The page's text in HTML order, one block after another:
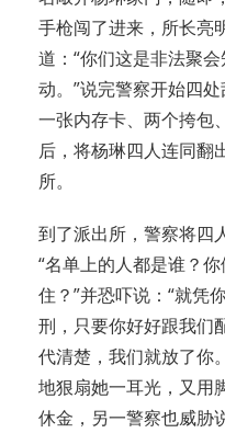
手枪闯了进来，所长亮
道：“你们这是非法聚
动。”说完警察开始四
一张内存卡、两个挎包
后，将杨琳四人连同翻
所。
到了派出所，警察将四
“名单上的人都是谁？
住？”并恐吓说：“就凭
刑，只要你好好跟我们
代清楚，我们就放了你
地狠扇她一耳光，又用
休金，另一警察也威胁